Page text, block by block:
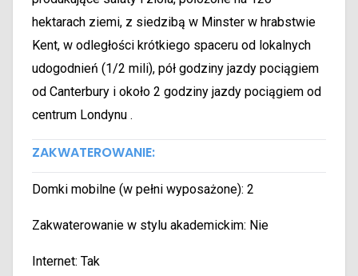
hektarach ziemi, z siedzibą w Minster w hrabstwie
Kent, w odległości krótkiego spaceru od lokalnych
udogodnień (1/2 mili), pół godziny jazdy pociągiem
od Canterbury i około 2 godziny jazdy pociągiem od
centrum Londynu .
ZAKWATEROWANIE:
Domki mobilne (w pełni wyposażone): 2
Zakwaterowanie w stylu akademickim: Nie
Internet: Tak